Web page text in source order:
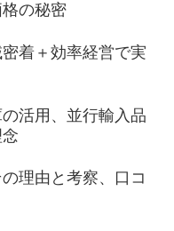
の秘密
着＋効率経営で実
活用、並行輸入品
理由と考察、口コ